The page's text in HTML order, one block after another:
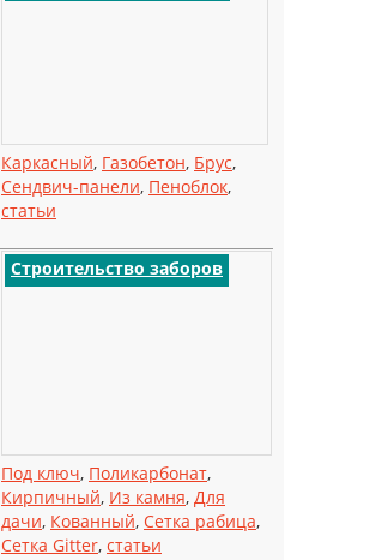
Каркасный, Газобетон, Брус,
Сендвич-панели, Пеноблок,
статьи
Строительство заборов
Под ключ, Поликарбонат,
Кирпичный, Из камня, Для
дачи, Кованный, Сетка рабица,
Сетка Gitter, статьи